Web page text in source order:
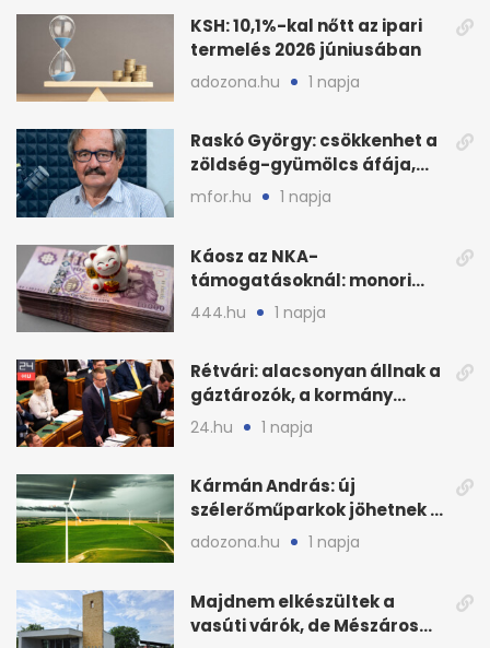
KSH: 10,1%-kal nőtt az ipari
termelés 2026 júniusában
adozona.hu 1 napja
Raskó György: csökkenhet a
zöldség-gyümölcs áfája,
bajban a kukorica
mfor.hu 1 napja
Káosz az NKA-
támogatásoknál: monori
civilek elszámolásai és
444.hu 1 napja
Rétvári: alacsonyan állnak a
gáztározók, a kormány
válságról válságra jut
24.hu 1 napja
Kármán András: új
szélerőműparkok jöhetnek a
kormányülés döntése
adozona.hu 1 napja
Majdnem elkészültek a
vasúti várók, de Mészáros